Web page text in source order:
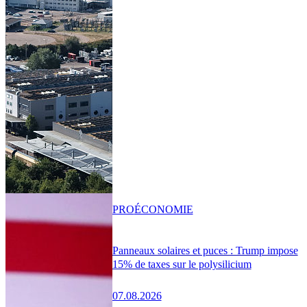
Panneaux solaires et puces : Trump impose
15% de taxes sur le polysilicium
07.08.2026
PROÉCONOMIE